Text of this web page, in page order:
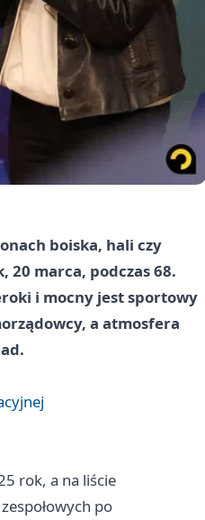
boiska, hali czy
20 marca, podczas 68.
i mocny jest sportowy
a atmosfera
rok, a na liście
po